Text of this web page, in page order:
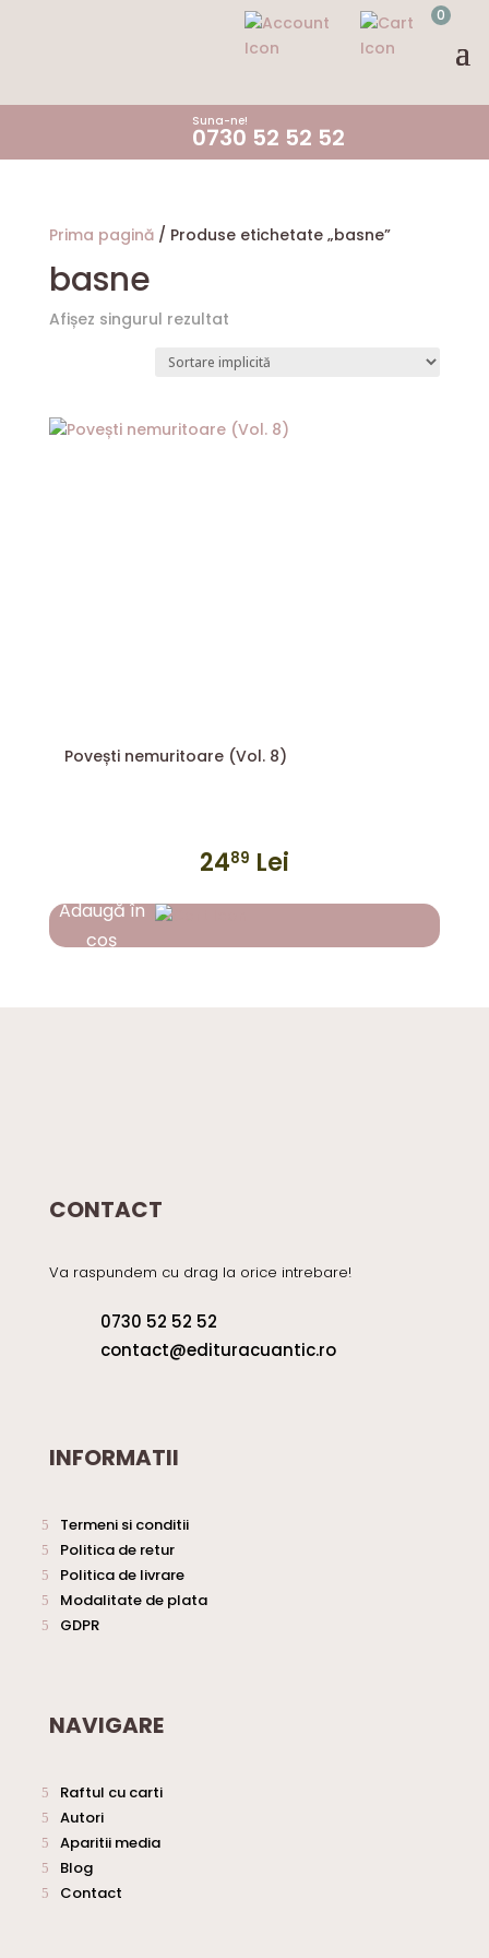
0
Suna-ne!
0730 52 52 52
Prima pagină/ Produse etichetate „basne”
basne
Afișez singurul rezultat
Povești nemuritoare (Vol. 8)
2489 Lei
Adaugă în
coș
CONTACT
Va raspundem cu drag la orice intrebare!
0730 52 52 52
contact@edituracuantic.ro
INFORMATII
Termeni si conditii
Politica de retur
Politica de livrare
Modalitate de plata
GDPR
NAVIGARE
Raftul cu carti
Autori
Aparitii media
Blog
Contact